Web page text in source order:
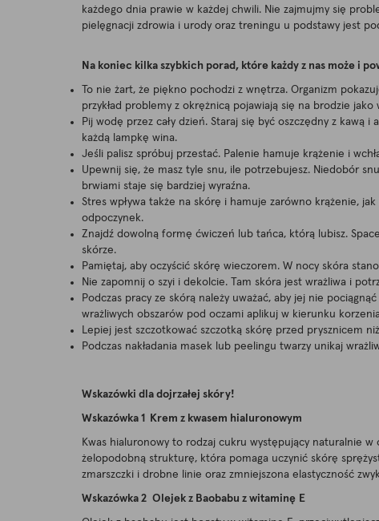
każdego dnia prawie w każdej chwili. Nie zajmujmy się
pielęgnacji zdrowia i urody oraz treningu u podstawy jest
Na koniec kilka szybkich porad, które każdy z nas może i
To nie żart, że piękno pochodzi z wnętrza. Organizm
przykład problemy z okrężnicą pojawiają się na brodzie
Pij wodę przez cały dzień. Staraj się być oszczędny z
każdą lampkę wina.
Jeśli palisz spróbuj przestać. Palenie hamuje krążenie i
Upewnij się, że masz tyle snu, ile potrzebujesz. Niedobór
brwiami staje się bardziej wyraźna.
Stres wpływa także na skórę i hamuje zarówno krążenie,
odpoczynek.
Znajdź dowolną formę ćwiczeń lub tańca, którą lubisz.
skórze.
Pamiętaj, aby oczyścić skórę wieczorem. W nocy skóra
Nie zapomnij o szyi i dekolcie. Tam skóra jest wrażliwa i
Podczas pracy ze skórą należy uważać, aby jej nie
wrażliwych obszarów pod oczami aplikuj w kierunku
Lepiej jest szczotkować szczotką skórę przed prysznicem
Podczas nakładania masek lub peelingu twarzy unikaj
Wskazówki dla dojrzałej skóry!
Wskazówka 1 Krem z kwasem hialuronowym
Kwas hialuronowy to rodzaj cukru występujący naturalnie
żelopodobną strukturę, która pomaga uczynić skórę
zmarszczki i drobne linie oraz zmniejszona elastyczność
Wskazówka 2 Olejek z Baobabu z witaminę E